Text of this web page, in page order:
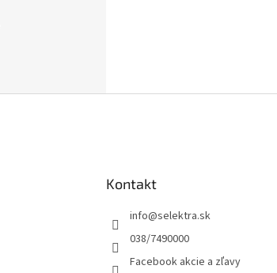
Kontakt
info@selektra.sk
038/7490000
Facebook akcie a zľavy